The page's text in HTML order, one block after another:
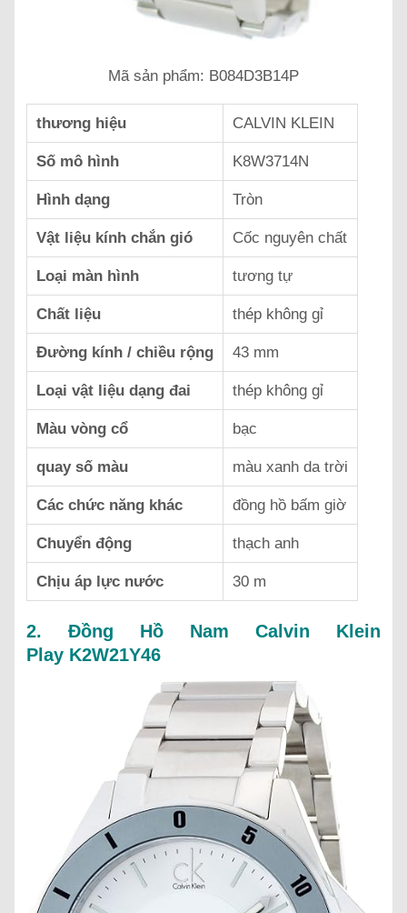
Mã sản phẩm: B084D3B14P
thương hiệu CALVIN KLEIN
Số mô hình K8W3714N
Hình dạng Tròn
Vật liệu kính chắn gió Cốc nguyên chất
Loại màn hình tương tự
Chất liệu thép không gỉ
Đường kính / chiều rộng 43 mm
Loại vật liệu dạng đai thép không gỉ
Màu vòng cổ bạc
quay số màu màu xanh da trời
Các chức năng khác đồng hồ bấm giờ
Chuyển động thạch anh
Chịu áp lực nước 30 m
2. Đồng Hồ Nam Calvin Klein
Play K2W21Y46